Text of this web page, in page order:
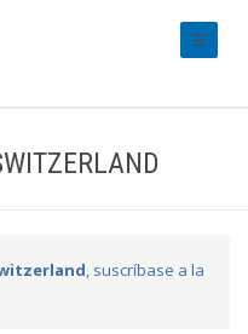
, suscríbase a la